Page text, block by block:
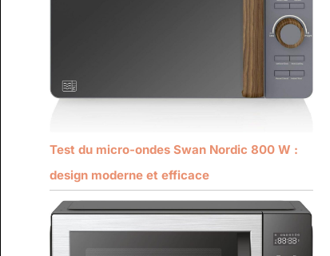
Test du micro-ondes Swan Nordic 800 W :
design moderne et efficace